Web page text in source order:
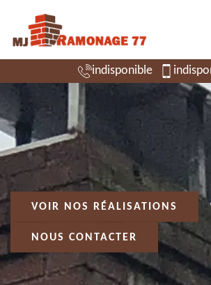
indisponible
VOIR NOS RÉALISATIONS
NOUS CONTACTER